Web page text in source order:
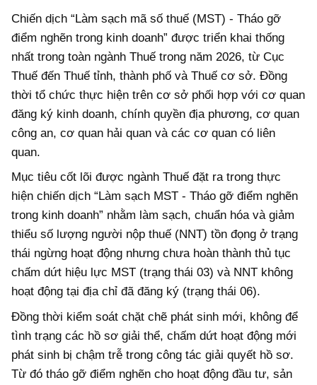
Chiến dịch “Làm sạch mã số thuế (MST) - Tháo gỡ
điểm nghẽn trong kinh doanh” được triển khai thống
nhất trong toàn ngành Thuế trong năm 2026, từ Cục
Thuế đến Thuế tỉnh, thành phố và Thuế cơ sở. Đồng
thời tổ chức thực hiện trên cơ sở phối hợp với cơ quan
đăng ký kinh doanh, chính quyền địa phương, cơ quan
công an, cơ quan hải quan và các cơ quan có liên
quan.
Mục tiêu cốt lõi được ngành Thuế đặt ra trong thực
hiện chiến dịch “Làm sạch MST - Tháo gỡ điểm nghẽn
trong kinh doanh” nhằm làm sạch, chuẩn hóa và giảm
thiểu số lượng người nộp thuế (NNT) tồn đọng ở trạng
thái ngừng hoạt động nhưng chưa hoàn thành thủ tục
chấm dứt hiệu lực MST (trạng thái 03) và NNT không
hoạt động tại địa chỉ đã đăng ký (trạng thái 06).
Đồng thời kiểm soát chặt chẽ phát sinh mới, không để
tình trạng các hồ sơ giải thể, chấm dứt hoạt động mới
phát sinh bị chậm trễ trong công tác giải quyết hồ sơ.
Từ đó tháo gỡ điểm nghẽn cho hoạt động đầu tư, sản